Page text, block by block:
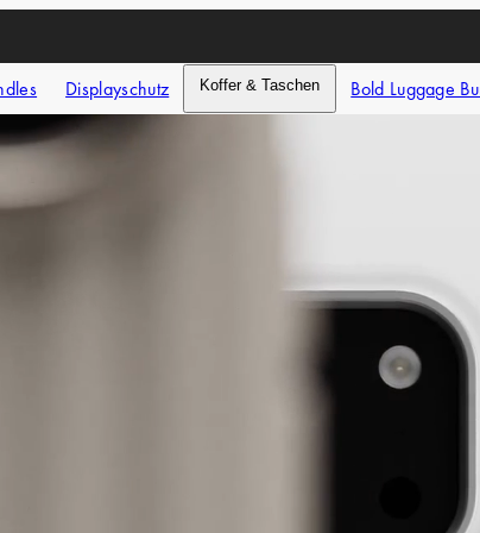
Displayschutz Koffer & Taschen Bold Luggage